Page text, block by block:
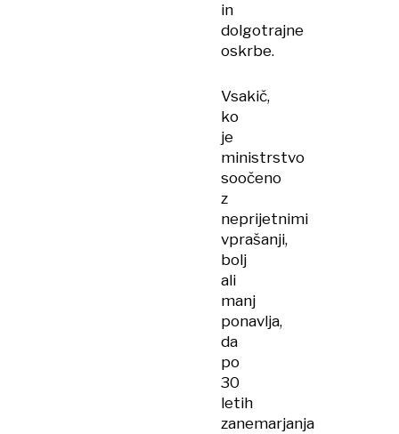
in
dolgotrajne
oskrbe.
Vsakič,
ko
je
ministrstvo
soočeno
z
neprijetnimi
vprašanji,
bolj
ali
manj
ponavlja,
da
po
30
letih
zanemarjanja